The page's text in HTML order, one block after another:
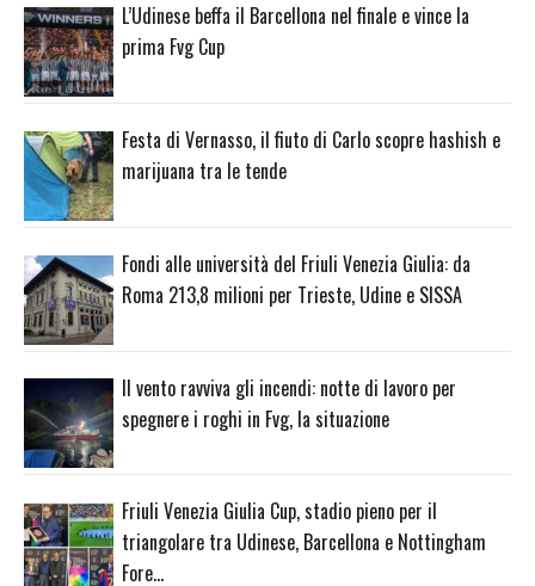
L’Udinese beffa il Barcellona nel finale e vince la
prima Fvg Cup
Festa di Vernasso, il fiuto di Carlo scopre hashish e
marijuana tra le tende
Fondi alle università del Friuli Venezia Giulia: da
Roma 213,8 milioni per Trieste, Udine e SISSA
Il vento ravviva gli incendi: notte di lavoro per
spegnere i roghi in Fvg, la situazione
Friuli Venezia Giulia Cup, stadio pieno per il
triangolare tra Udinese, Barcellona e Nottingham
Fore…